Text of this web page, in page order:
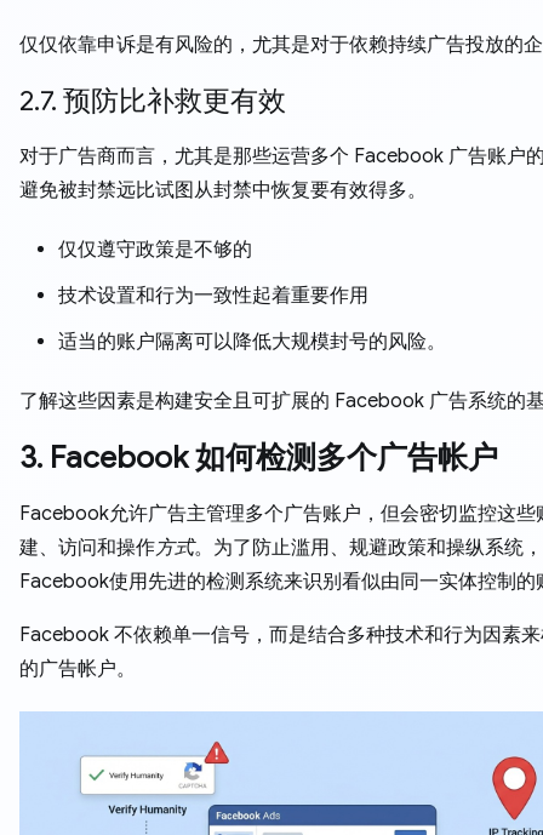
仅仅依靠申诉是有风险的，尤其是对于依赖持续广告投放的
2.7. 预防比补救更有效
对于广告商而言，尤其是那些运营多个 Facebook 广告账户
避免被封禁远比试图从封禁中恢复要有效得多。
仅仅遵守政策是不够的
技术设置和行为一致性起着重要作用
适当的账户隔离可以降低大规模封号的风险。
了解这些因素是构建安全且可扩展的 Facebook 广告系统的
3. Facebook 如何检测多个广告帐户
Facebook允许广告主管理多个广告账户，但会密切监控这些
建、访问和操作方式。为了防止滥用、规避政策和操纵系统，
Facebook使用先进的检测系统来识别看似由同一实体控制的
Facebook 不依赖单一信号，而是结合多种技术和行为因素
的广告帐户。